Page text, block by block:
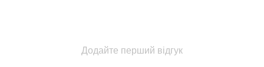
Додайте перший відгук